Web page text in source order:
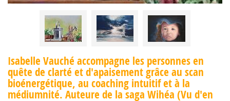
Isabelle Vauché accompagne les personnes en
quête de clarté et d'apaisement grâce au scan
bioénergétique, au coaching intuitif et à la
médiumnité. Auteure de la saga Wihéa (Vu d'en